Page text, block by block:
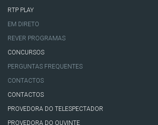
RTP PLAY
EM DIRETO
REVER PROGRAMAS
CONCURSOS
PERGUNTAS FREQUENTES
CONTACTOS
CONTACTOS
PROVEDORA DO TELESPECTADOR
PROVEDORA DO OUVINTE